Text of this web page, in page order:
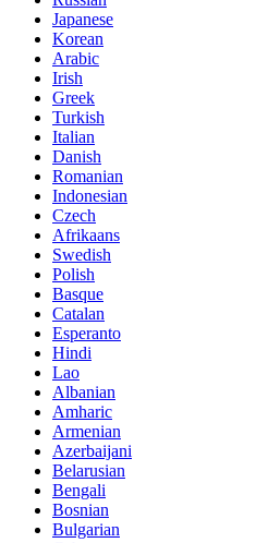
Japanese
Korean
Arabic
Irish
Greek
Turkish
Italian
Danish
Romanian
Indonesian
Czech
Afrikaans
Swedish
Polish
Basque
Catalan
Esperanto
Hindi
Lao
Albanian
Amharic
Armenian
Azerbaijani
Belarusian
Bengali
Bosnian
Bulgarian